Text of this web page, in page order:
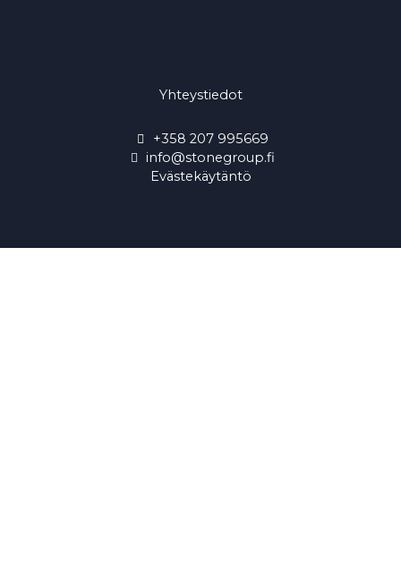
Yhteystiedot
+358 207 995669
info@stonegroup.fi
Evästekäytäntö